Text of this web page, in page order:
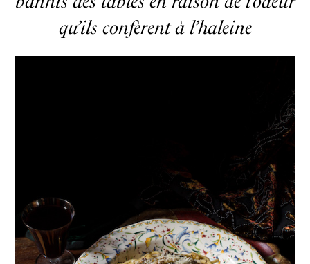
qu’ils confèrent à l’haleine